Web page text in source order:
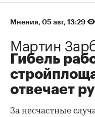
Мнения⁠, 05 авг, 13:29
Мартин
Гибель
отвечает
За несчастные